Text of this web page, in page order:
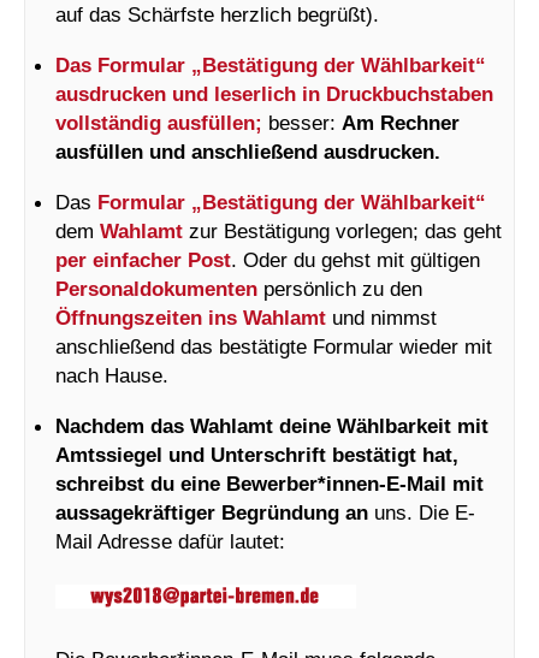
auf das Schärfste herzlich begrüßt).
Das Formular „Bestätigung der Wählbarkeit“
ausdrucken und leserlich in Druckbuchstaben
vollständig ausfüllen; besser: Am Rechner
ausfüllen und anschließend ausdrucken.
Das Formular „Bestätigung der Wählbarkeit“
dem Wahlamt zur Bestätigung vorlegen; das geht
per einfacher Post. Oder du gehst mit gültigen
Personaldokumenten persönlich zu den
Öffnungszeiten ins Wahlamt und nimmst
anschließend das bestätigte Formular wieder mit
nach Hause.
Nachdem das Wahlamt deine Wählbarkeit mit
Amtssiegel und Unterschrift bestätigt hat,
schreibst du eine Bewerber*innen-E-Mail mit
aussagekräftiger Begründung an uns. Die E-
Mail Adresse dafür lautet: